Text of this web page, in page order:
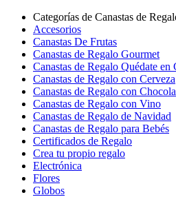
Categorías de Canastas de
Accesorios
Canastas De Frutas
Canastas de Regalo Gourmet
Canastas de Regalo Quédate en
Canastas de Regalo con Cerveza
Canastas de Regalo con
Canastas de Regalo con Vino
Canastas de Regalo de Navidad
Canastas de Regalo para Bebés
Certificados de Regalo
Crea tu propio regalo
Electrónica
Flores
Globos